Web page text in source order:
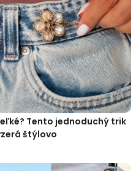
Tento jednoduchý trik
štýlovo